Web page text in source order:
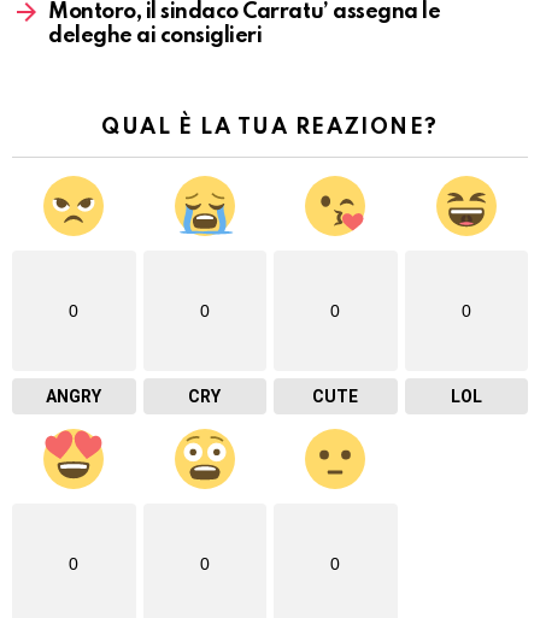
Montoro, il sindaco Carratu’ assegna le
deleghe ai consiglieri
QUAL È LA TUA REAZIONE?
0
ANGRY
0
CRY
0
CUTE
0
LOL
0 0 0